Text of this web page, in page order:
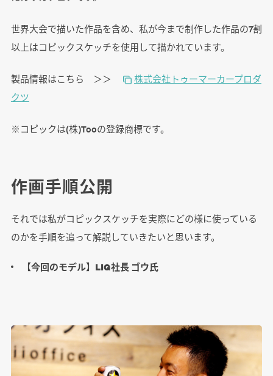
世界大会で描いた作品を含め、私が今まで制作した作品の7割
以上はコピックスケッチを使用して描かれています。
製品情報はこちら ＞＞
株式会社トゥーマーカープロダ
クツ
※コピックは(株)Tooの登録商標です。
作画手順公開
それでは私がコピックスケッチを実際にどの様に使っている
のかを手順を追って解説していきたいと思います。
【今回のモデル】LIG社長 ゴウ氏